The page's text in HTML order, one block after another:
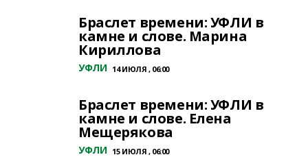
Браслет времени: УФЛИ в
камне и слове. Марина
Кириллова
УФЛИ 14 ИЮЛЯ , 06:00
Браслет времени: УФЛИ в
камне и слове. Елена
Мещерякова
УФЛИ 15 ИЮЛЯ , 06:00